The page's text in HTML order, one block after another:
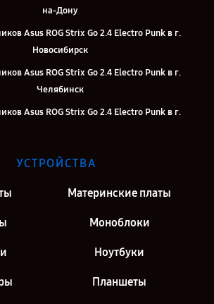
на-Дону
Asus ROG Strix Go 2.4 Electro Punk в г.
Новосибирск
Asus ROG Strix Go 2.4 Electro Punk в г.
Челябинск
Asus ROG Strix Go 2.4 Electro Punk в г.
Asus ROG Strix Go 2.4 Electro Punk в г. Санкт-
УСТРОЙСТВА
Материнские платы
Моноблоки
Ноутбуки
Планшеты